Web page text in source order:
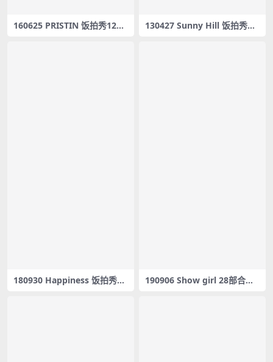
160625 PRISTIN 饭拍秀12部f
130427 Sunny Hill 饭拍秀部f
180930 Happiness 饭拍秀16
190906 Show girl 28部合集